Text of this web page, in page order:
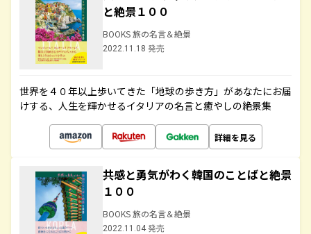
と絶景１００
BOOKS 旅の名言＆絶景
2022.11.18 発売
世界を４０年以上歩いてきた「地球の歩き方」があなたにお届
けする、人生を輝かせるイタリアの名言と癒やしの絶景集
詳細を見る
共感と勇気がわく韓国のことばと絶景
１００
BOOKS 旅の名言＆絶景
2022.11.04 発売